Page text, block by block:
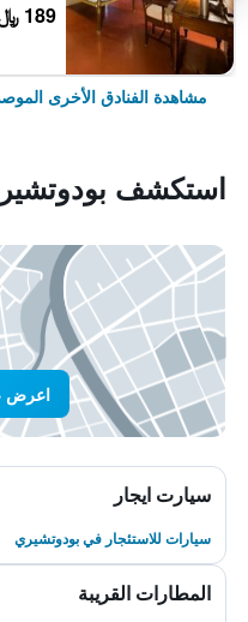
189 ﷼
مشاهدة الفنادق الأخرى
استكشف
اعرض
سيارت ايجار
سيارات للاستئجار في بودوتشيري
المطارات القريبة